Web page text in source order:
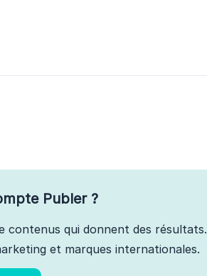
Publer ?
contenus qui donnent des résultats.
et marques internationales.